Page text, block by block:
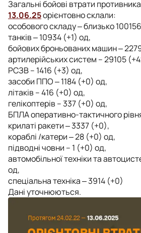
Загальні бойові втрати
13.06.25орієнтовно склали:
особового складу ‒ близько
танків ‒ 10934 (+1) од,
бойових броньованих машин ‒
артилерійських систем – 29105
РСЗВ – 1416 (+3) од,
засоби ППО ‒ 1184 (+0) од,
літаків – 416 (+0) од,
гелікоптерів – 337 (+0) од,
БПЛА оперативно-тактичного
крилаті ракети ‒ 3337 (+0),
кораблі /катери ‒ 28 (+0) од,
підводні човни – 1 (+0) од,
автомобільної техніки та
од,
спеціальна техніка ‒ 3914 (+0)
Дані уточнюються.